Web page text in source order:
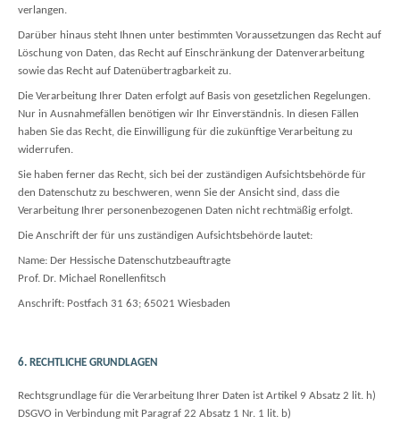
verlangen.
Darüber hinaus steht Ihnen unter bestimmten Voraussetzungen das Recht auf
Löschung von Daten, das Recht auf Einschränkung der Datenverarbeitung
sowie das Recht auf Datenübertragbarkeit zu.
Die Verarbeitung Ihrer Daten erfolgt auf Basis von gesetzlichen Regelungen.
Nur in Ausnahmefällen benötigen wir Ihr Einverständnis. In diesen Fällen
haben Sie das Recht, die Einwilligung für die zukünftige Verarbeitung zu
widerrufen.
Sie haben ferner das Recht, sich bei der zuständigen Aufsichtsbehörde für
den Datenschutz zu beschweren, wenn Sie der Ansicht sind, dass die
Verarbeitung Ihrer personenbezogenen Daten nicht rechtmäßig erfolgt.
Die Anschrift der für uns zuständigen Aufsichtsbehörde lautet:
Name: Der Hessische Datenschutzbeauftragte
Prof. Dr. Michael Ronellenfitsch
Anschrift: Postfach 31 63; 65021 Wiesbaden
6. RECHTLICHE GRUNDLAGEN
Rechtsgrundlage für die Verarbeitung Ihrer Daten ist Artikel 9 Absatz 2 lit. h)
DSGVO in Verbindung mit Paragraf 22 Absatz 1 Nr. 1 lit. b)